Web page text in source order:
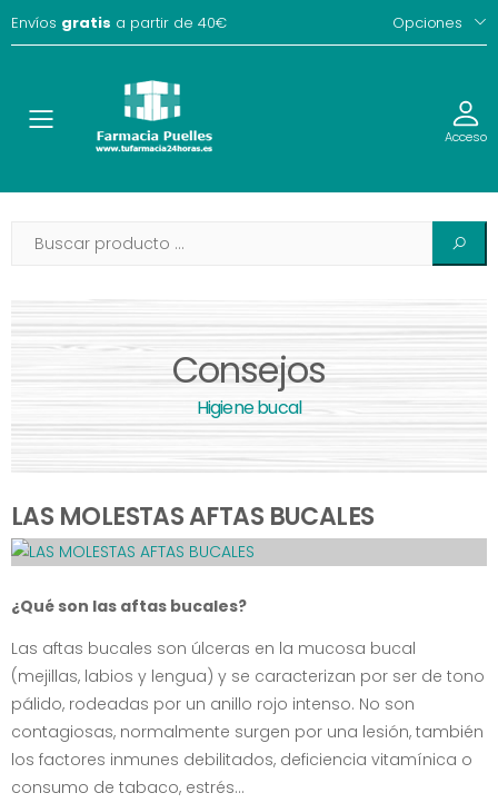
Envíos gratis a partir de 40€ Opciones
Toggle Acceso
Consejos
Higiene bucal
LAS MOLESTAS AFTAS BUCALES
¿Qué son las aftas bucales?
Las aftas bucales son úlceras en la mucosa bucal
(mejillas, labios y lengua) y se caracterizan por ser de tono
pálido, rodeadas por un anillo rojo intenso. No son
contagiosas, normalmente surgen por una lesión, también
los factores inmunes debilitados, deficiencia vitamínica o
consumo de tabaco, estrés...